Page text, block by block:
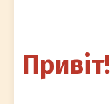
Привіт!